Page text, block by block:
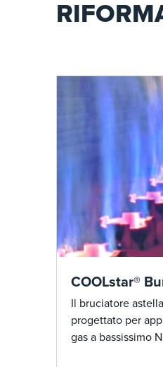
COOLstar®
Il bruciatore
progettato per
gas a bassissimo